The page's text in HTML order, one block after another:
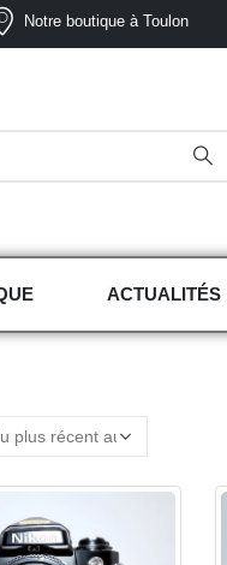
Notre boutique à Toulon
ACTUALITÉS